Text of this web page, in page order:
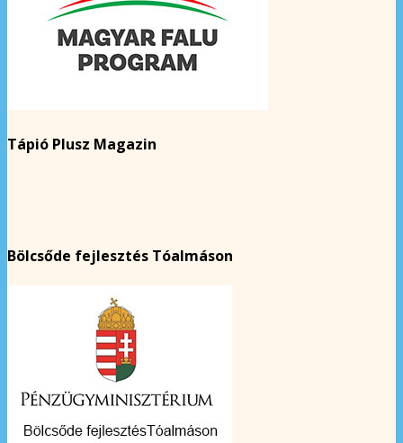
Tápió Plusz Magazin
Bölcsőde fejlesztés Tóalmáson